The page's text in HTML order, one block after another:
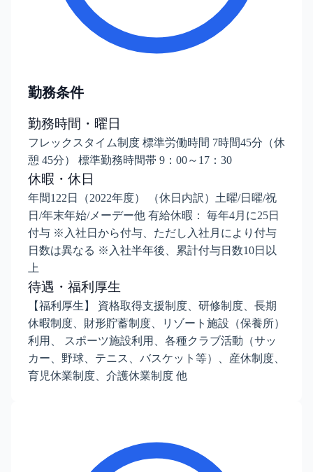
勤務条件
勤務時間・曜日
フレックスタイム制度 標準労働時間 7時間45分（休
憩 45分） 標準勤務時間帯 9：00～17：30
休暇・休日
年間122日（2022年度） （休日内訳）土曜/日曜/祝
日/年末年始/メーデー他 有給休暇： 毎年4月に25日
付与 ※入社日から付与、ただし入社月により付与
日数は異なる ※入社半年後、累計付与日数10日以
上
待遇・福利厚生
【福利厚生】 資格取得支援制度、研修制度、長期
休暇制度、財形貯蓄制度、リゾート施設（保養所）
利用、 スポーツ施設利用、各種クラブ活動（サッ
カー、野球、テニス、バスケット等）、産休制度、
育児休業制度、介護休業制度 他